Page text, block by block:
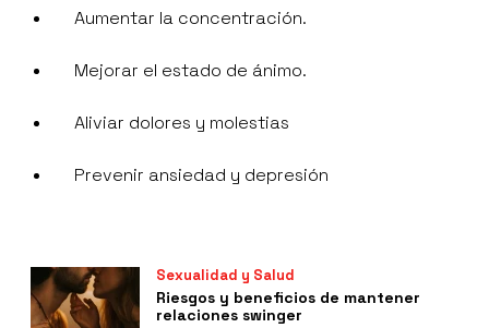
Aumentar la concentración.
Mejorar el estado de ánimo.
Aliviar dolores y molestias
Prevenir ansiedad y depresión
Sexualidad y Salud
Riesgos y beneficios de mantener
relaciones swinger